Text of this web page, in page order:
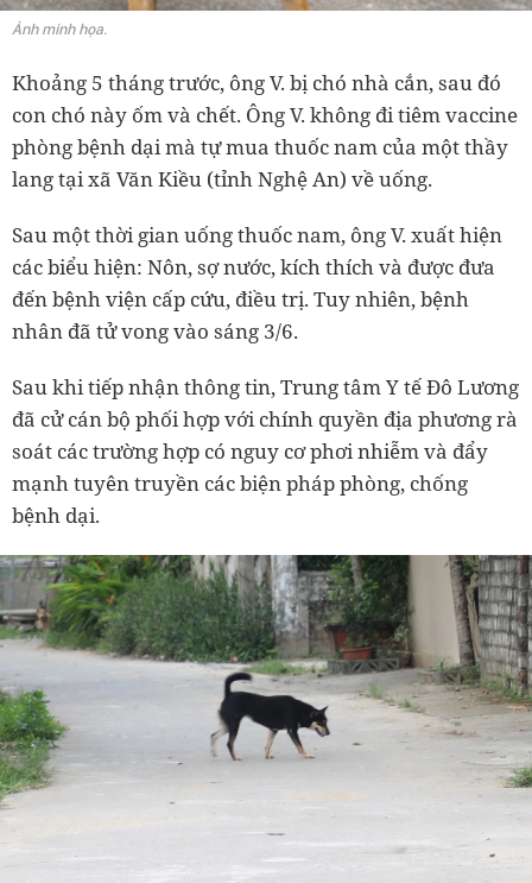
Ảnh minh họa.
Khoảng 5 tháng trước, ông V. bị chó nhà cắn, sau đó
con chó này ốm và chết. Ông V. không đi tiêm vaccine
phòng bệnh dại mà tự mua thuốc nam của một thầy
lang tại xã Văn Kiều (tỉnh Nghệ An) về uống.
Sau một thời gian uống thuốc nam, ông V. xuất hiện
các biểu hiện: Nôn, sợ nước, kích thích và được đưa
đến bệnh viện cấp cứu, điều trị. Tuy nhiên, bệnh
nhân đã tử vong vào sáng 3/6.
Sau khi tiếp nhận thông tin, Trung tâm Y tế Đô Lương
đã cử cán bộ phối hợp với chính quyền địa phương rà
soát các trường hợp có nguy cơ phơi nhiễm và đẩy
mạnh tuyên truyền các biện pháp phòng, chống
bệnh dại.